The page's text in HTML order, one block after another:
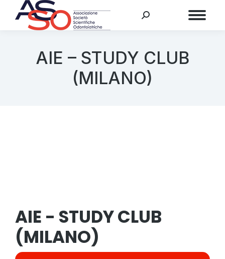
AIE – STUDY CLUB
(MILANO)
AIE - STUDY CLUB
(MILANO)